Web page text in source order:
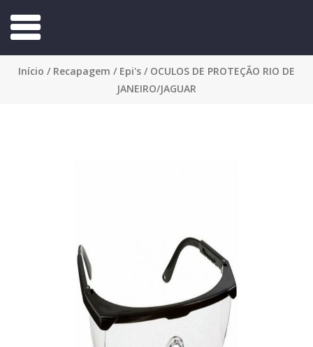
Início / Recapagem / Epi's / OCULOS DE PROTEÇÃO RIO DE
JANEIRO/JAGUAR